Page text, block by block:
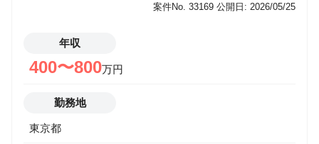
（PoC）」から「実装・定着」へと急速に移行してい
ます。 一方で現場では、以下のような課題が多く残っ
ています。 ・PoCは実施したが、本番導入に至らない
・業務課題とAI活用が結びつかず、成果が出ない ・デ
ータ・IT基盤・セキュリティなどの設計が追いつかな
い ・現場と経営層の意思決定をつなぐ人材が不足して
案件No. 33169 公開日: 2026/05/25
年収
400〜800万円
勤務地
東京都